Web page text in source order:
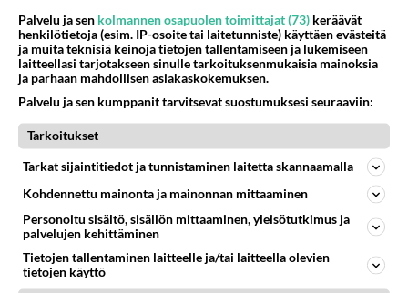
Olisiko miehiä tai pareja tyydyttämään naistani,niin
voisin itse vaikka katsella.mielellään autossa....
01.03.2025 17:07
RYHMÄSEKSI
Seinäjoki,,
Onko miehiä/pareja tänään liikenteessä.rekalla
kosteana ja jos oikein ny...
05.04.2025 14:16 106
Palvelu ja sen kolmannen osapuolen toimittajat (73) keräävät
henkilötietoja (esim. IP-osoite tai laitetunniste) käyttäen evästeitä
ja muita teknisiä keinoja tietojen tallentamiseen ja lukemiseen
laitteellasi tarjotakseen sinulle tarkoituksenmukaisia mainoksia
ja parhaan mahdollisen asiakaskokemuksen.
Palvelu ja sen kumppanit tarvitsevat suostumuksesi seuraaviin:
Tarkoitukset
Tarkat sijaintitiedot ja tunnistaminen laitetta skannaamalla
Kohdennettu mainonta ja mainonnan mittaaminen
Personoitu sisältö, sisällön mittaaminen, yleisötutkimus ja
palvelujen kehittäminen
Tietojen tallentaminen laitteelle ja/tai laitteella olevien
tietojen käyttö